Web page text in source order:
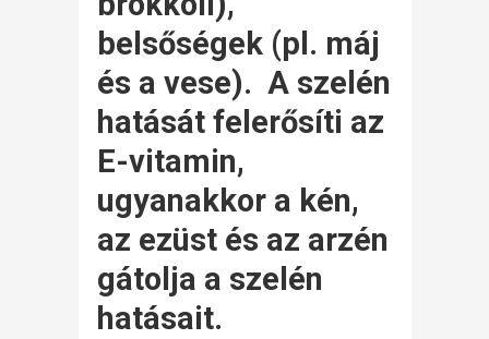
belsőségek (pl. máj
és a vese). A szelén
hatását felerősíti az
E-vitamin,
ugyanakkor a kén,
az ezüst és az arzén
gátolja a szelén
hatásait.